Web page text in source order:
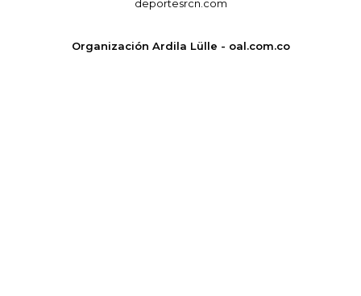
deportesrcn.com
Organización Ardila Lülle - oal.com.co